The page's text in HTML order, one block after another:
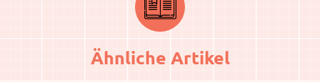
Ähnliche Artikel